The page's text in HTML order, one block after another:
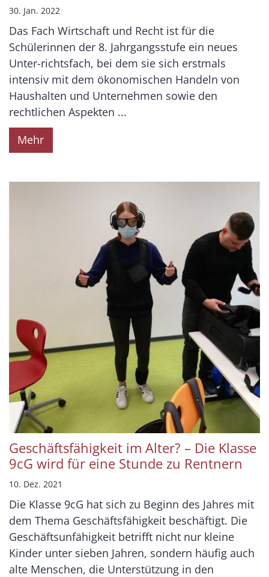
30. Jan. 2022
Das Fach Wirtschaft und Recht ist für die
Schülerinnen der 8. Jahrgangsstufe ein neues
Unter-richtsfach, bei dem sie sich erstmals
intensiv mit dem ökonomischen Handeln von
Haushalten und Unternehmen sowie den
rechtlichen Aspekten ...
Mehr
Geschäftsfähigkeit im Alter? – Die Klasse
9cG wird für eine Stunde zu Rentnern
10. Dez. 2021
Die Klasse 9cG hat sich zu Beginn des Jahres mit
dem Thema Geschäftsfähigkeit beschäftigt. Die
Geschäftsunfähigkeit betrifft nicht nur kleine
Kinder unter sieben Jahren, sondern häufig auch
alte Menschen, die Unterstützung in den